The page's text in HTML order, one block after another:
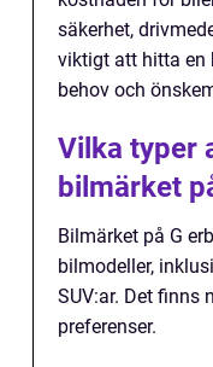
säkerhet,
viktigt att hitta en
behov och
Vilka typer
bilmärket
Bilmärket på G
bilmodeller,
SUV:ar. Det finns
preferenser.